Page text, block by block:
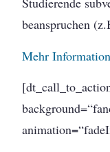
beanspruchen
Mehr